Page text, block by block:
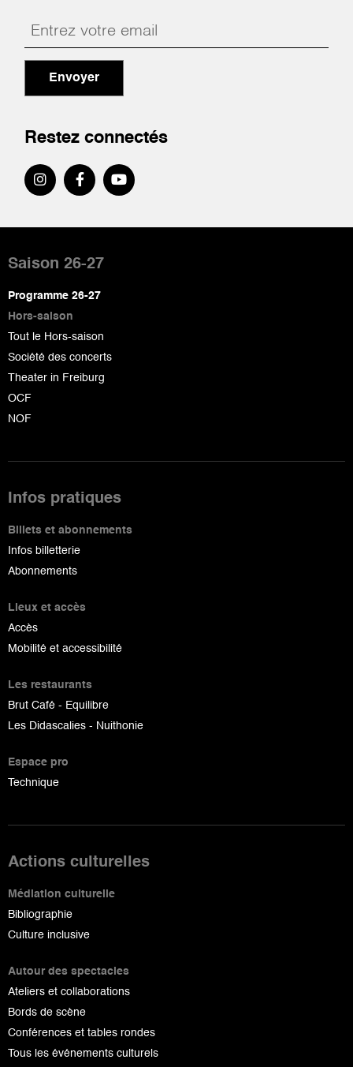
Envoyer
Restez connectés
de
page
Saison 26-27
Programme 26-27
Hors-saison
Tout le Hors-saison
Société des concerts
Theater in Freiburg
OCF
NOF
Infos pratiques
Billets et abonnements
Infos billetterie
Abonnements
Lieux et accès
Accès
Mobilité et accessibilité
Les restaurants
Brut Café - Equilibre
Les Didascalies - Nuithonie
Espace pro
Technique
Actions culturelles
Médiation culturelle
Bibliographie
Culture inclusive
Autour des spectacles
Ateliers et collaborations
Bords de scène
Conférences et tables rondes
Tous les événements culturels